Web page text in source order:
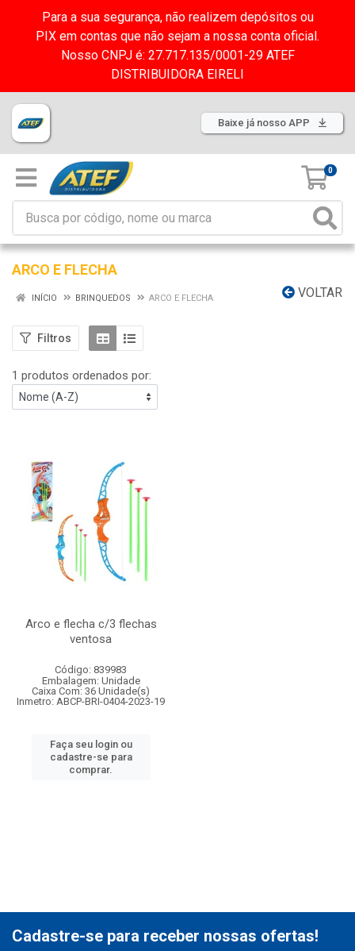
Para a sua segurança, não realizem depósitos ou
PIX em contas que não sejam a nossa conta oficial.
Nosso CNPJ é: 27.717.135/0001-29 ATEF
DISTRIBUIDORA EIRELI
Baixe já nosso APP
0
ARCO E FLECHA
VOLTAR
INÍCIO BRINQUEDOS ARCO E FLECHA
Filtros
1 produtos ordenados por:
Arco e flecha c/3 flechas
ventosa
Código: 839983
Embalagem: Unidade
Caixa Com: 36 Unidade(s)
Inmetro: ABCP-BRI-0404-2023-19
Faça seu login ou
cadastre-se para
comprar.
Cadastre-se para receber nossas ofertas!